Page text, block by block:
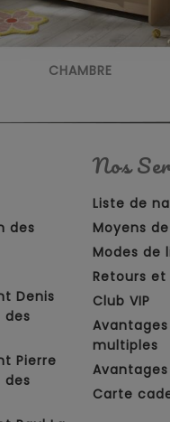
CHAMBRE
des
Denis
des
Pierre
des
Nos
Liste de
Moyens
Modes de
Retours
Club VIP
multiples
Carte